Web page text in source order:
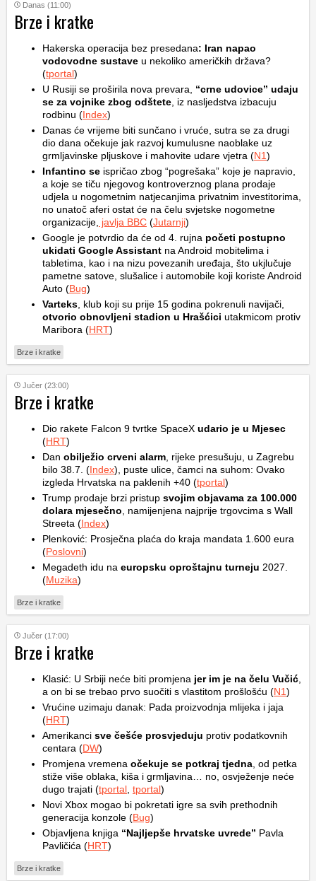
Danas (11:00)
Brze i kratke
Hakerska operacija bez presedana: Iran napao
vodovodne sustave u nekoliko američkih država?
(tportal)
U Rusiji se proširila nova prevara, “crne udovice” udaju
se za vojnike zbog odštete , iz nasljedstva izbacuju
rodbinu (Index)
Danas će vrijeme biti sunčano i vruće, sutra se za drugi
dio dana očekuje jak razvoj kumulusne naoblake uz
grmljavinske pljuskove i mahovite udare vjetra (N1)
Infantino se ispričao zbog “pogrešaka” koje je napravio,
a koje se tiču njegovog kontroverznog plana prodaje
udjela u nogometnim natjecanjima privatnim investitorima,
no unatoč aferi ostat će na čelu svjetske nogometne
organizacije, javlja BBC (Jutarnji)
Google je potvrdio da će od 4. rujna početi postupno
ukidati Google Assistant na Android mobitelima i
tabletima, kao i na nizu povezanih uređaja, što ukjlučuje
pametne satove, slušalice i automobile koji koriste Android
Auto (Bug)
Varteks , klub koji su prije 15 godina pokrenuli navijači,
otvorio obnovljeni stadion u Hrašćici utakmicom protiv
Maribora (HRT)
Brze i kratke
Jučer (23:00)
Brze i kratke
Dio rakete Falcon 9 tvrtke SpaceX udario je u Mjesec
(HRT)
Dan obilježio crveni alarm , rijeke presušuju, u Zagrebu
bilo 38.7. (Index), puste ulice, čamci na suhom: Ovako
izgleda Hrvatska na paklenih +40 (tportal)
Trump prodaje brzi pristup svojim objavama za 100.000
dolara mjesečno , namijenjena najprije trgovcima s Wall
Streeta (Index)
Plenković: Prosječna plaća do kraja mandata 1.600 eura
(Poslovni)
Megadeth idu na europsku oproštajnu turneju 2027.
(Muzika)
Brze i kratke
Jučer (17:00)
Brze i kratke
Klasić: U Srbiji neće biti promjena jer im je na čelu Vučić
a on bi se trebao prvo suočiti s vlastitom prošlošću (N1)
Vrućine uzimaju danak: Pada proizvodnja mlijeka i jaja
(HRT)
Amerikanci sve češće prosvjeduju protiv podatkovnih
centara (DW)
Promjena vremena očekuje se potkraj tjedna , od petka
stiže više oblaka, kiša i grmljavina… no, osvježenje neće
dugo trajati (tportal tportal)
Novi Xbox mogao bi pokretati igre sa svih prethodnih
generacija konzole (Bug)
Objavljena knjiga “Najljepše hrvatske uvrede” Pavla
Pavličića (HRT)
Brze i kratke